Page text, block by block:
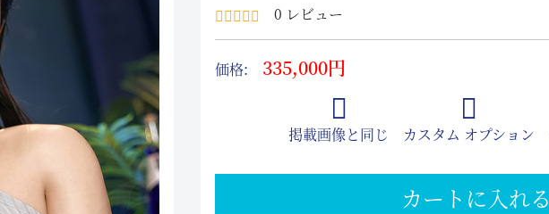
0 レビュー
価格: 335,000円
掲載画像と同じ カスタム オプション
カートに入れる